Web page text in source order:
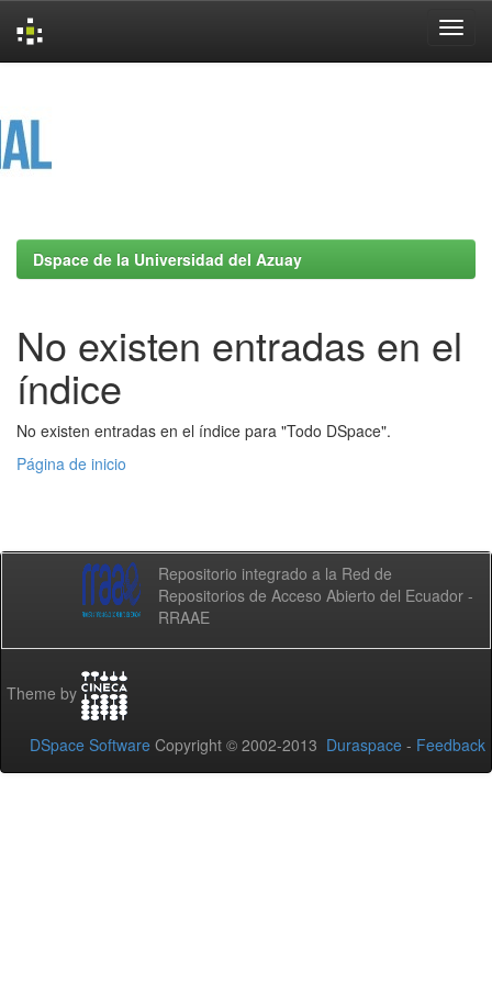
Dspace de la Universidad del Azuay
No existen entradas en el
índice
No existen entradas en el índice para "Todo DSpace".
Página de inicio
Repositorio integrado a la Red de
Repositorios de Acceso Abierto del Ecuador -
RRAAE
Theme by
DSpace Software Copyright © 2002-2013 Duraspace - Feedback